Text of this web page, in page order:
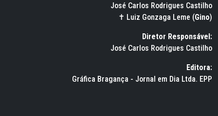
José Carlos Rodrigues Castilho
✝ Luiz Gonzaga Leme (Gino)
Diretor Responsável:
José Carlos Rodrigues Castilho
Editora:
Gráfica Bragança - Jornal em Dia Ltda. EPP